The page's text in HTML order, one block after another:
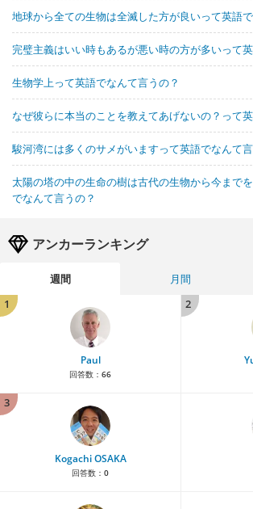
地球から全ての生物は全滅した方が良いって英語
完璧主義はいい時もあるが悪い時の方が多いって
生物学上って英語でなんて言うの？
なぜ彼らに本当のことを教えてあげないの？って
駿河湾には多くのサメがいますって英語でなんて
太陽の塔の中の生命の樹は古代の生物から今まで
でなんて言うの？
アンカーランキング
週間 月間
1
Paul
回答数： 66
2
3
Kogachi OSAKA
回答数： 0